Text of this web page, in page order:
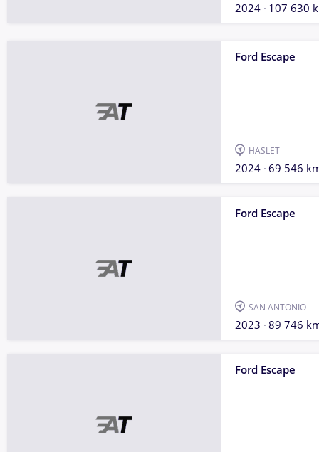
2024 107 630
Ford Escape
HASLET
2024 69 546
Ford Escape
SAN ANTONIO
2023 89 746
Ford Escape